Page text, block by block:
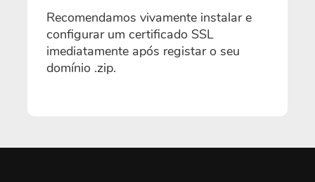
Recomendamos vivamente instalar e
configurar um certificado SSL
imediatamente após registar o seu
domínio .zip.